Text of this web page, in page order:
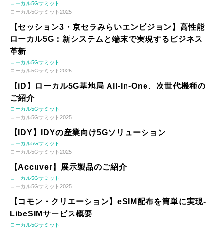
ローカル5Gサミット
ローカル5Gサミット2025
【セッション3・京セラみらいエンビジョン】高性能
ローカル5G：新システムと端末で実現するビジネス
革新
ローカル5Gサミット
ローカル5Gサミット2025
【iD】ローカル5G基地局 All-In-One、次世代機種の
ご紹介
ローカル5Gサミット
ローカル5Gサミット2025
【IDY】IDYの産業向け5Gソリューション
ローカル5Gサミット
ローカル5Gサミット2025
【Accuver】展示製品のご紹介
ローカル5Gサミット
ローカル5Gサミット2025
【コモン・クリエーション】eSIM配布を簡単に実現-
LibeSIMサービス概要
ローカル5Gサミット